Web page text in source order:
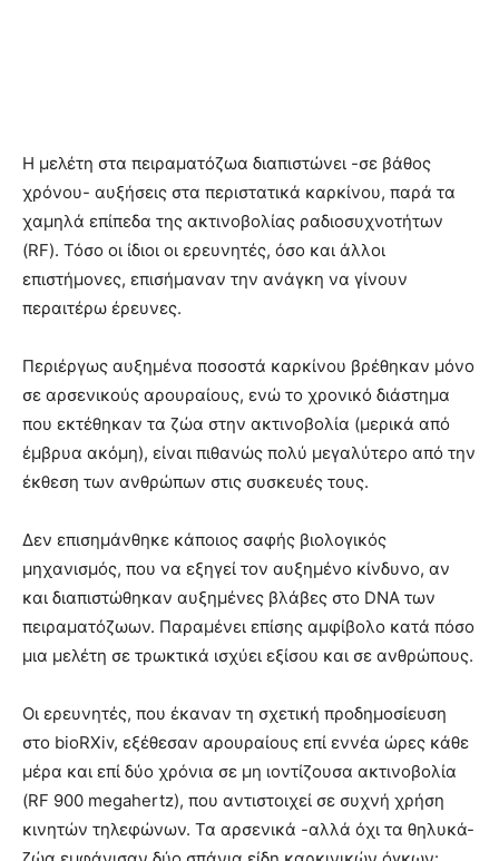
Η μελέτη στα πειραματόζωα διαπιστώνει -σε βάθος
χρόνου- αυξήσεις στα περιστατικά καρκίνου, παρά τα
χαμηλά επίπεδα της ακτινοβολίας ραδιοσυχνοτήτων
(RF). Τόσο οι ίδιοι οι ερευνητές, όσο και άλλοι
επιστήμονες, επισήμαναν την ανάγκη να γίνουν
περαιτέρω έρευνες.
Περιέργως αυξημένα ποσοστά καρκίνου βρέθηκαν μόνο
σε αρσενικούς αρουραίους, ενώ το χρονικό διάστημα
που εκτέθηκαν τα ζώα στην ακτινοβολία (μερικά από
έμβρυα ακόμη), είναι πιθανώς πολύ μεγαλύτερο από την
έκθεση των ανθρώπων στις συσκευές τους.
Δεν επισημάνθηκε κάποιος σαφής βιολογικός
μηχανισμός, που να εξηγεί τον αυξημένο κίνδυνο, αν
και διαπιστώθηκαν αυξημένες βλάβες στο DNA των
πειραματόζωων. Παραμένει επίσης αμφίβολο κατά πόσο
μια μελέτη σε τρωκτικά ισχύει εξίσου και σε ανθρώπους.
Οι ερευνητές, που έκαναν τη σχετική προδημοσίευση
στο bioRXiv, εξέθεσαν αρουραίους επί εννέα ώρες κάθε
μέρα και επί δύο χρόνια σε μη ιοντίζουσα ακτινοβολία
(RF 900 megahertz), που αντιστοιχεί σε συχνή χρήση
κινητών τηλεφώνων. Τα αρσενικά -αλλά όχι τα θηλυκά-